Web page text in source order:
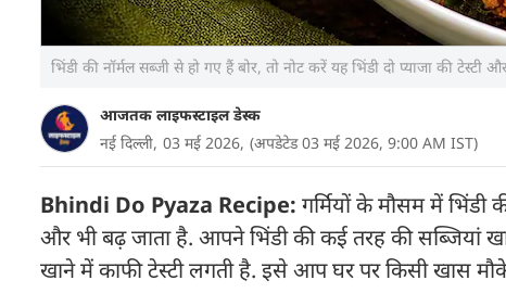
भिंडी की नॉर्मल सब्जी से हो गए हैं बोर, तो नोट करें यह भिंडी दो प्याजा की टेस्टी
आजतक लाइफस्टाइल डेस्क
नई दिल्ली, 03 मई 2026, (अपडेटेड 03 मई 2026, 9:00 AM IST)
Bhindi Do Pyaza Recipe: गर्मियों के मौसम में
और भी बढ़ जाता है. आपने भिंडी की कई तरह की सब्जियां
खाने में काफी टेस्टी लगती है. इसे आप घर पर किसी खास